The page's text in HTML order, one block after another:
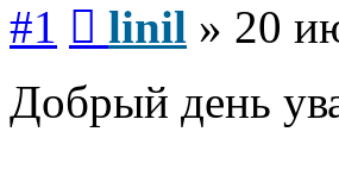
#1 linil » 20
Добрый день